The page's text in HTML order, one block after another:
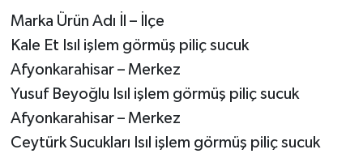
Marka Ürün Adı İl – İlçe
Kale Et Isıl işlem görmüş piliç sucuk
Afyonkarahisar – Merkez
Yusuf Beyoğlu Isıl işlem görmüş piliç sucuk
Afyonkarahisar – Merkez
Ceytürk Sucukları Isıl işlem görmüş piliç sucuk